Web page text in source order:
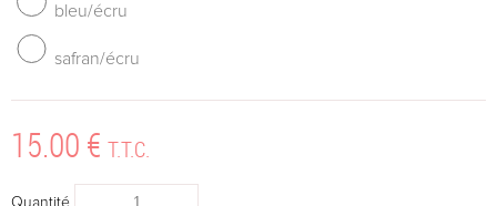
bleu/écru
safran/écru
15.00 € T.T.C.